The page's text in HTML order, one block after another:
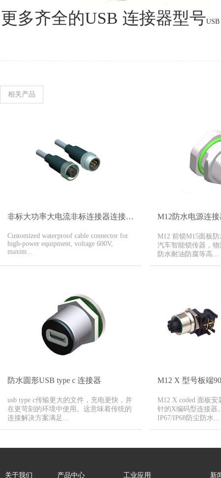
更多齐全的USB 连接器型号
相关产品
非标大功率大电流非标连接器连接线缆
Customized waterproof cable connector for
high-power equipment, voltage 600V,
maxim...
M12防水电源连接
M12 前锁M15面板
汽车智能锁传器，
防水耐油防腐等高...
防水圆形USB type c 连接器
usb type c传输更大的文件，充电更快，并
在更苛刻的环境中使用。这意味着传统的
连接解决方案满足...
M12 X 型号板端
M12 X coded 面板
针的X编码型连接器
IP67/IP68防尘防水...
关于我们 产品中心 工业应用 新